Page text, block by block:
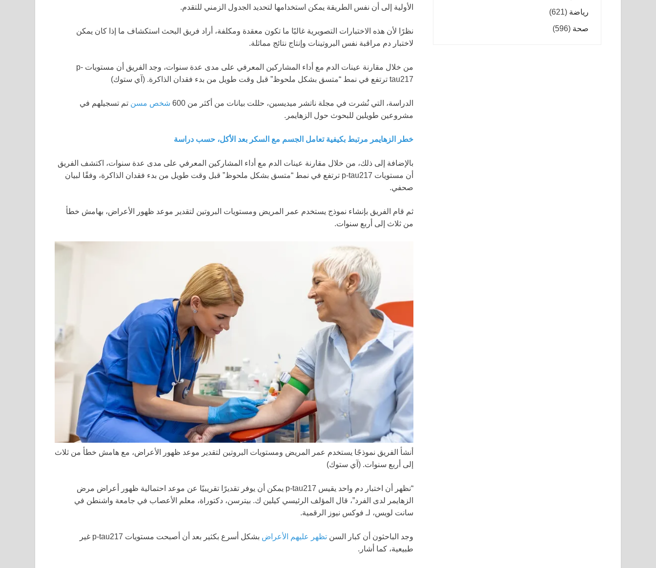
الأولية إلى أن نفس الطريقة يمكن استخدامها لتحديد الجدول الزمني للتقدم.
نظرًا لأن هذه الاختبارات التصويرية غالبًا ما تكون معقدة ومكلفة، أراد فريق البحث استكشاف ما إذا كان يمكن
لاختبار دم مراقبة نفس البروتينات وإنتاج نتائج مماثلة.
من خلال مقارنة عينات الدم مع أداء المشاركين المعرفي على مدى عدة سنوات، وجد الفريق أن مستويات p-
tau217 ترتفع في نمط “متسق بشكل ملحوظ” قبل وقت طويل من بدء فقدان الذاكرة.
(آي ستوك)
الدراسة، التي نُشرت في مجلة ناتشر ميديسين، حللت بيانات من أكثر من 600 شخص مسن تم تسجيلهم في
مشروعين طويلين للبحوث حول الزهايمر.
خطر الزهايمر مرتبط بكيفية تعامل الجسم مع السكر بعد الأكل، حسب دراسة
بالإضافة إلى ذلك، من خلال مقارنة عينات الدم مع أداء المشاركين المعرفي على مدى عدة سنوات، اكتشف الفريق
أن مستويات p-tau217 ترتفع في نمط “متسق بشكل ملحوظ” قبل وقت طويل من بدء فقدان الذاكرة، وفقًا لبيان
صحفي.
ثم قام الفريق بإنشاء نموذج يستخدم عمر المريض ومستويات البروتين لتقدير موعد ظهور الأعراض، بهامش خطأ
من ثلاث إلى أربع سنوات.
أنشأ الفريق نموذجًا يستخدم عمر المريض ومستويات البروتين لتقدير موعد ظهور الأعراض، مع هامش خطأ من ثلاث
إلى أربع سنوات. (آي ستوك)
“نظهر أن اختبار دم واحد يقيس p-tau217 يمكن أن يوفر تقديرًا تقريبيًا عن موعد احتمالية ظهور أعراض مرض
الزهايمر لدى الفرد”، قال المؤلف الرئيسي كيلين ك. بيترسن، دكتوراة، معلم الأعصاب في جامعة واشنطن في
سانت لويس، لـ فوكس نيوز الرقمية.
وجد الباحثون أن كبار السن تظهر عليهم الأعراض
بشكل أسرع بكثير بعد أن أصبحت مستويات p-tau217 غير
طبيعية، كما أشار.
رياضة (621)
صحة (596)